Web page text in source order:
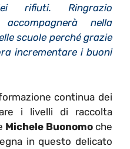
rifiuti. Ringrazio
nella
scuole perché grazie
incrementare i buoni
continua dei
i livelli di raccolta
Michele Buonomo che
in questo delicato